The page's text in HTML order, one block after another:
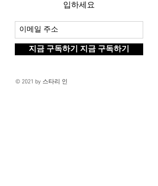
입하세요
지금 구독하기 지금 구독하기
© 2021 by 스타리 인